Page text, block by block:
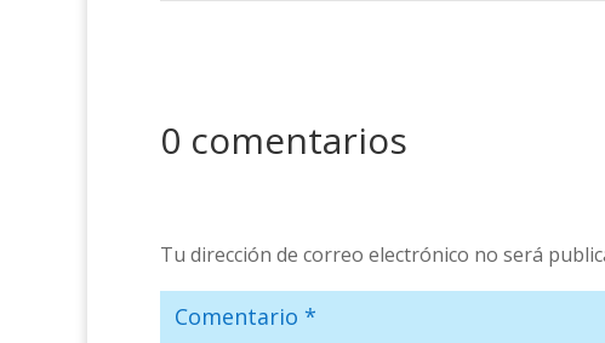
0 comentarios
Tu dirección de correo electrónico no será